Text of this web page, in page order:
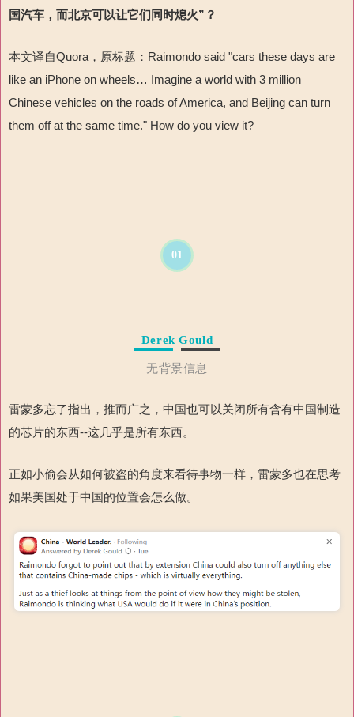
国汽车，而北京可以让它们同时熄火”？
本文译自Quora ，原标题： Raimondo said "cars these days are
like an iPhone on wheels… Imagine a world with 3 million
Chinese vehicles on the roads of America, and Beijing can turn
them off at the same time." How do you view it?
01
Derek Gould
无背景信息
雷蒙多忘了指出，推而广之，中国也可以关闭所有含有中国制造
的芯片的东西--这几乎是所有东西。
正如小偷会从如何被盗的角度来看待事物一样，雷蒙多也在思考
如果美国处于中国的位置会怎么做。